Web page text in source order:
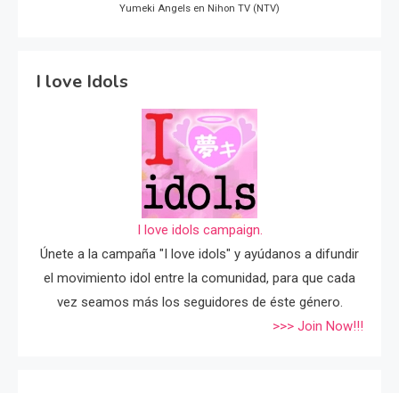
Yumeki Angels en Nihon TV (NTV)
I love Idols
I love idols campaign.
Únete a la campaña "I love idols" y ayúdanos a difundir
el movimiento idol entre la comunidad, para que cada
vez seamos más los seguidores de éste género.
>>> Join Now!!!